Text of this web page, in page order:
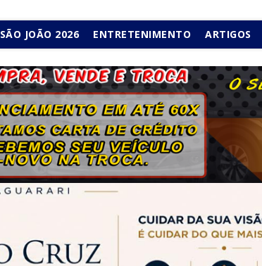
SÃO JOÃO 2026 ENTRETENIMENTO ARTIGOS